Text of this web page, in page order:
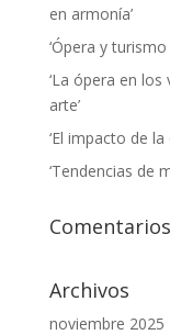
en armonía’
‘Ópera y
‘La ópera en
arte’
‘El impacto de
‘Tendencias de
Archivos
noviembre 2025